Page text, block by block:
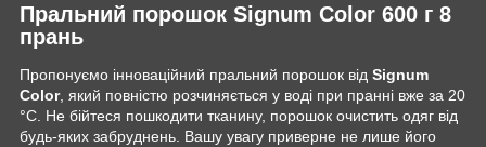
Пральний порошок Signum Color 600 г 8
прань
Пропонуємо інноваційний пральний порошок від Signum
Color, який повністю розчиняється у воді при пранні вже за 20
°C. Не бійтеся пошкодити тканину, порошок очистить одяг від
будь-яких забруднень. Вашу увагу приверне не лише його